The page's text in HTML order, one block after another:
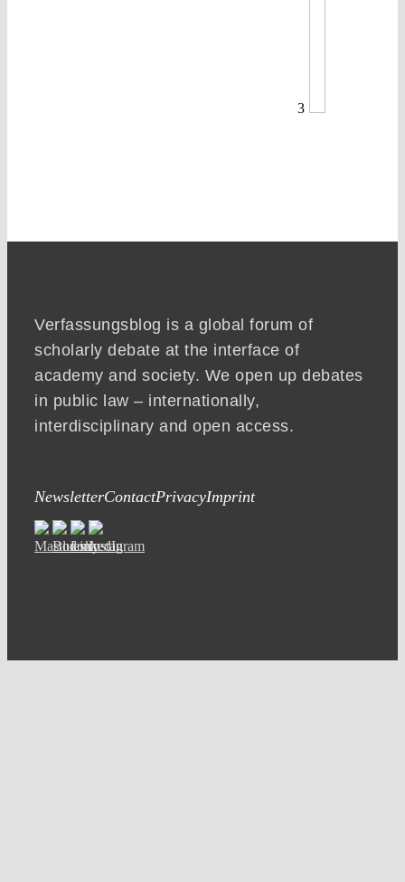
3
Verfassungsblog is a global forum of
scholarly debate at the interface of
academy and society. We open up debates
in public law – internationally,
interdisciplinary and open access.
NewsletterContactPrivacyImprint